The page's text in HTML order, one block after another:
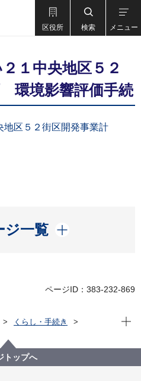
区役所 検索 メニュー
１中央地区５２
環境影響評価手続
地区５２街区開発事業計
ジ一覧
開く
ページID：383-232-869
くらし・手続き
環境アセスメント
中央地区５２街区開発事業計
現在
トップへ